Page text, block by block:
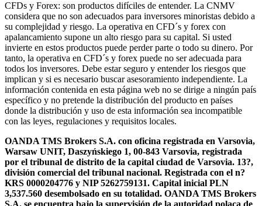
CFDs y Forex: son productos difíciles de entender. La CNMV
considera que no son adecuados para inversores minoristas debido a
su complejidad y riesgo. La operativa en CFD´s y forex con
apalancamiento supone un alto riesgo para su capital. Si usted
invierte en estos productos puede perder parte o todo su dinero. Por
tanto, la operativa en CFD´s y forex puede no ser adecuada para
todos los inversores. Debe estar seguro y entender los riesgos que
implican y si es necesario buscar asesoramiento independiente. La
información contenida en esta página web no se dirige a ningún país
específico y no pretende la distribución del producto en países
donde la distribución y uso de esta información sea incompatible
con las leyes, regulaciones y requisitos locales.
OANDA TMS Brokers S.A. con oficina registrada en Varsovia,
Warsaw UNIT, Daszyńskiego 1, 00-843 Varsovia, registrada
por el tribunal de distrito de la capital ciudad de Varsovia. 13?,
división comercial del tribunal nacional. Registrada con el n?
KRS 0000204776 y NIP 5262759131. Capital inicial PLN
3,537.560 desembolsado en su totalidad. OANDA TMS Brokers